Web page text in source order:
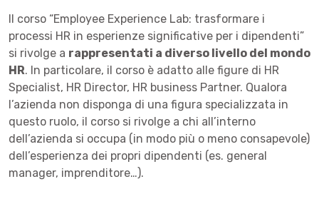
Il corso “Employee Experience Lab: trasformare i
processi HR in esperienze significative per i dipendenti”
si rivolge a rappresentati a diverso livello del mondo
HR. In particolare, il corso è adatto alle figure di HR
Specialist, HR Director, HR business Partner. Qualora
l’azienda non disponga di una figura specializzata in
questo ruolo, il corso si rivolge a chi all’interno
dell’azienda si occupa (in modo più o meno consapevole)
dell’esperienza dei propri dipendenti (es. general
manager, imprenditore…).